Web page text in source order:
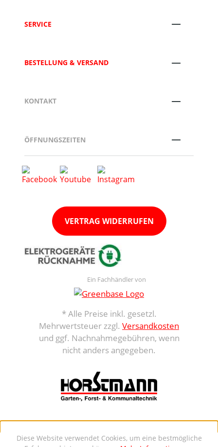
SERVICE
BESTELLUNG & VERSAND
KONTAKT
ÖFFNUNGSZEITEN
VERTRAG WIDERRUFEN
Ein Fachhändler von
* Alle Preise inkl. gesetzl.
Mehrwertsteuer zzgl. Versandkosten
und ggf. Nachnahmegebühren, wenn
nicht anders angegeben.
Diese Website verwendet Cookies, um eine bestmögliche